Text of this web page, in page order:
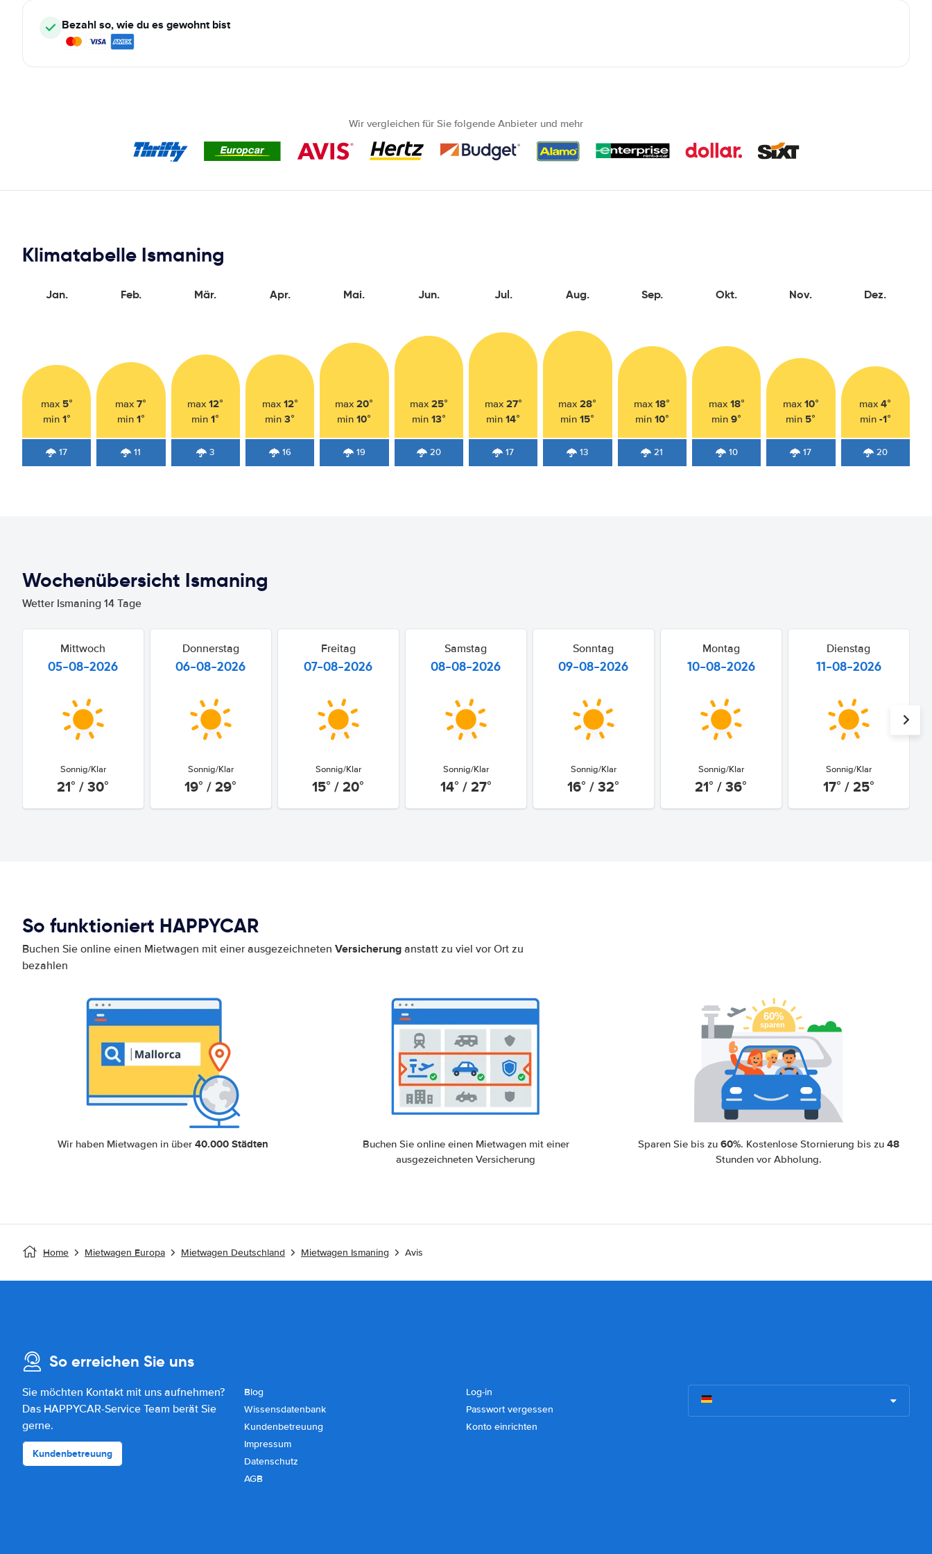
Bezahl so, wie du es gewohnt bist
Wir vergleichen für Sie folgende Anbieter und mehr
Klimatabelle Ismaning
Jan.
max 5°
min 1°
17
Feb.
max7°
min 1°
11
Mär.
max12°
min1°
3
Apr.
max 12°
min3°
16
Mai.
max20°
min10°
19
Jun.
max 25°
min 13°
20
Jul.
max 27°
min14°
17
Aug.
max28°
min15°
13
Sep.
max18°
min 10°
21
Okt.
max 18°
min9°
10
Nov.
max 10°
min 5°
17
Dez.
max4°
min -1°
20
Wochenübersicht Ismaning
Wetter Ismaning 14 Tage
Mittwoch
05-08-2026
Sonnig/Klar
21° / 30°
Donnerstag
06-08-2026
Sonnig/Klar
19° / 29°
Freitag
07-08-2026
Sonnig/Klar
15° / 20°
Samstag
08-08-2026
Sonnig/Klar
14° / 27°
Sonntag
09-08-2026
Sonnig/Klar
16° / 32°
Montag
10-08-2026
Sonnig/Klar
21° / 36°
Dienstag
11-08-2026
Sonnig/Klar
17° / 25°
So funktioniert HAPPYCAR
Buchen Sie online einen Mietwagen mit einer ausgezeichneten Versicherung anstatt zu viel vor Ort zu
bezahlen
Wir haben Mietwagen in über40.000 Städten
Buchen Sie online einen Mietwagen mit einer
ausgezeichneten Versicherung
Sparen Sie bis zu60%. Kostenlose Stornierung bis zu48
Stunden vor Abholung.
Home Mietwagen Europa Mietwagen Deutschland Mietwagen Ismaning Avis
So erreichen Sie uns
Sie möchten Kontakt mit uns aufnehmen?
Das HAPPYCAR-Service Team berät Sie
gerne.
Kundenbetreuung
Blog
Wissensdatenbank
Kundenbetreuung
Impressum
Datenschutz
AGB
Log-in
Passwort vergessen
Konto einrichten